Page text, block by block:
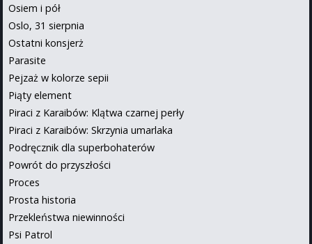
Osiem i pół
Oslo, 31 sierpnia
Ostatni konsjerż
Parasite
Pejzaż w kolorze sepii
Piąty element
Piraci z Karaibów: Klątwa czarnej perły
Piraci z Karaibów: Skrzynia umarlaka
Podręcznik dla superbohaterów
Powrót do przyszłości
Proces
Prosta historia
Przekleństwa niewinności
Psi Patrol